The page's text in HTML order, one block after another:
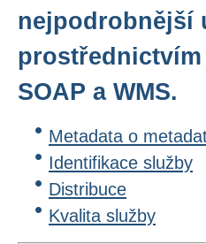
nejpodrobnější
SOAP a WMS.
Metadata o
Identifikace služby
Distribuce
Kvalita služby